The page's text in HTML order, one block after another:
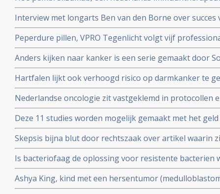
wereld verovert
Interview met longarts Ben van den Borne over
kleincellige longkanker
Peperdure pillen, VPRO Tegenlicht volgt vijf
en vanuit hun persoonlijke betrokkenheid in actie
experimenteren. Uitzending is. zondag 7 oktober 2018
Anders kijken naar kanker is een serie gemaakt door
kankerpatiente en te zien bij het Algemeen Dagblad
Hartfalen lijkt ook verhoogd risico op darmkanker te
(factoren) blijken voor hartfalen en darmkanker
Nederlandse oncologie zit vastgeklemd in protocollen
bij kankerpatienten die voor second opinion naar
Deze 11 studies worden mogelijk gemaakt met het
ophaalde met zijn 11 steden zwemtocht.
Skepsis bijna blut door rechtszaak over artikel waarin
Ruggero Santilli beschuldigen van kwakzalverij en
Is bacteriofaag de oplossing voor resistente bacterien
Antoinette Hertsenberg prijst deze aanpak aan in
Ashya King, kind met een hersentumor
door suikervrij dieet en protonenbestraling ondanks